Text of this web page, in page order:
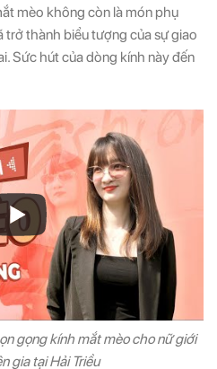
mèo không còn là món phụ
trở thành biểu tượng của sự giao
Sức hút của dòng kính này đến
gọng kính mắt mèo cho nữ giới
gia tại Hải Triều